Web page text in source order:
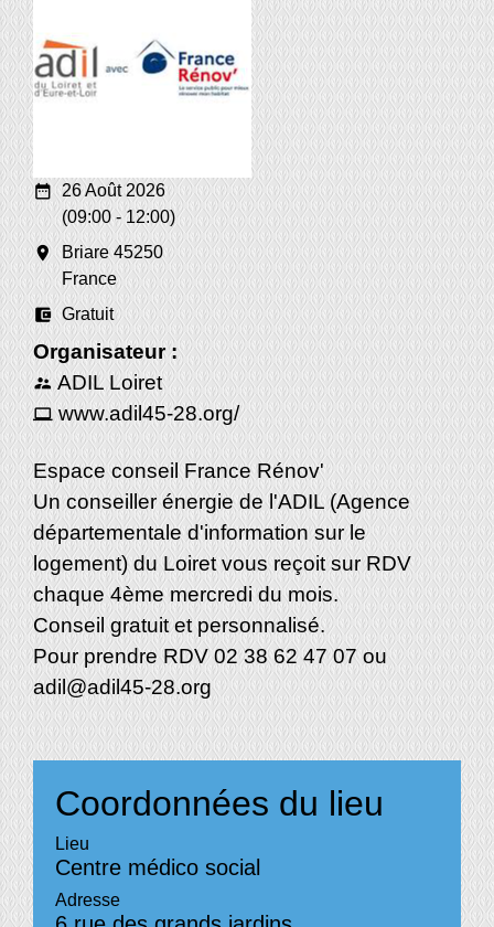
date_range
26 Août 2026
(09:00 - 12:00)
room
Briare 45250
France
account_balance_wallet Gratuit
Organisateur :
supervisor_account ADIL Loiret
computer www.adil45-28.org/
Espace conseil France Rénov'
Un conseiller énergie de l'ADIL (Agence
départementale d'information sur le
logement) du Loiret vous reçoit sur RDV
chaque 4ème mercredi du mois.
Conseil gratuit et personnalisé.
Pour prendre RDV 02 38 62 47 07 ou
adil@adil45-28.org
Coordonnées du lieu
Lieu
Centre médico social
Adresse